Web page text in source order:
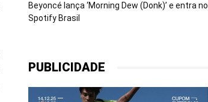
Beyoncé lança ‘Morning Dew (Donk)’ e entra no
Spotify Brasil
PUBLICIDADE